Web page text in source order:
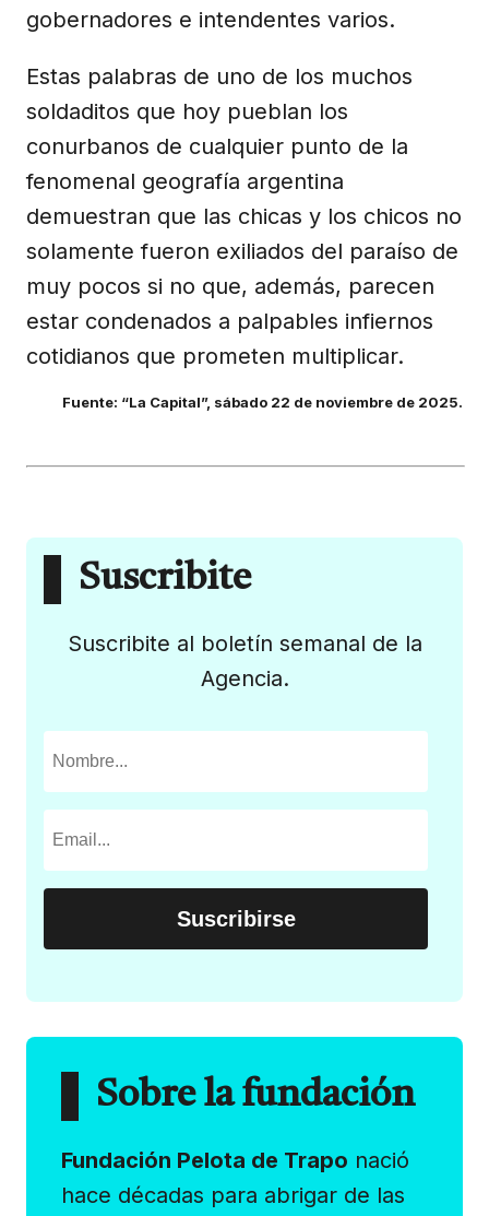
gobernadores e intendentes varios.
Estas palabras de uno de los muchos
soldaditos que hoy pueblan los
conurbanos de cualquier punto de la
fenomenal geografía argentina
demuestran que las chicas y los chicos no
solamente fueron exiliados del paraíso de
muy pocos si no que, además, parecen
estar condenados a palpables infiernos
cotidianos que prometen multiplicar.
Fuente: “La Capital”, sábado 22 de noviembre de 2025.
Suscribite
Suscribite al boletín semanal de la
Agencia.
Sobre la fundación
Fundación Pelota de Trapo nació
hace décadas para abrigar de las